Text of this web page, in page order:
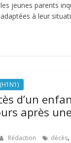
jeunes parents
à leur
d’un
après une
Rédaction décès,